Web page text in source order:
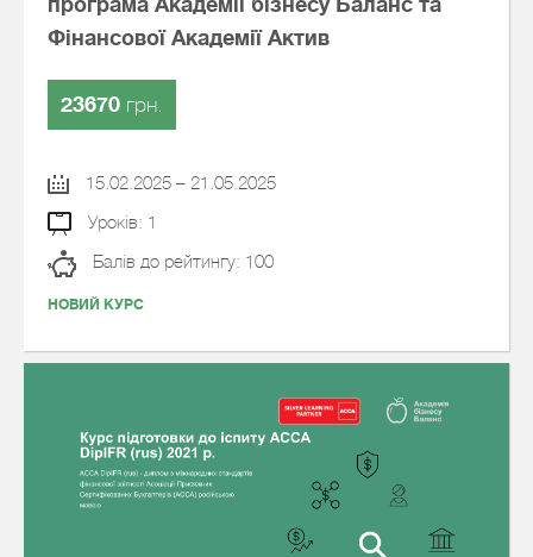
програма Академії бізнесу Баланс та
Фінансової Академії Актив
23670 грн.
15.02.2025 – 21.05.2025
Уроків: 1
Балів до рейтингу: 100
НОВИЙ КУРС